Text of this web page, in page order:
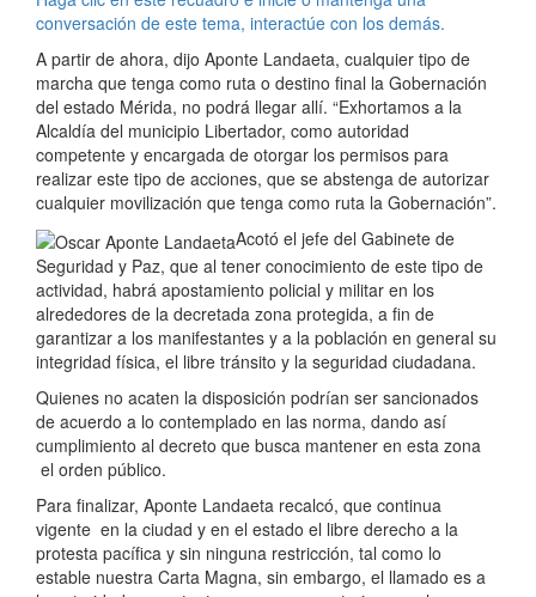
conversación de este tema, interactúe con los demás.
A partir de ahora, dijo Aponte Landaeta, cualquier tipo de
marcha que tenga como ruta o destino final la Gobernación
del estado Mérida, no podrá llegar allí. “Exhortamos a la
Alcaldía del municipio Libertador, como autoridad
competente y encargada de otorgar los permisos para
realizar este tipo de acciones, que se abstenga de autorizar
cualquier movilización que tenga como ruta la Gobernación”.
Acotó el jefe del Gabinete de
Seguridad y Paz, que al tener conocimiento de este tipo de
actividad, habrá apostamiento policial y militar en los
alrededores de la decretada zona protegida, a fin de
garantizar a los manifestantes y a la población en general su
integridad física, el libre tránsito y la seguridad ciudadana.
Quienes no acaten la disposición podrían ser sancionados
de acuerdo a lo contemplado en las norma, dando así
cumplimiento al decreto que busca mantener en esta zona
el orden público.
Para finalizar, Aponte Landaeta recalcó, que continua
vigente en la ciudad y en el estado el libre derecho a la
protesta pacífica y sin ninguna restricción, tal como lo
estable nuestra Carta Magna, sin embargo, el llamado es a